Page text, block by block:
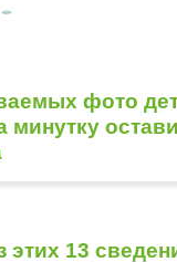
фото
минутку
этих 13